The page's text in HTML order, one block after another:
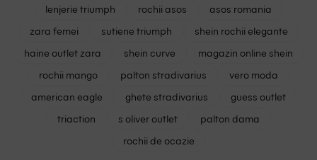
lenjerie triumph
rochii asos
asos romania
zara femei
sutiene triumph
shein rochii elegante
haine outlet zara
shein curve
magazin online shein
rochii mango
palton stradivarius
vero moda
american eagle
ghete stradivarius
guess outlet
triaction
s oliver outlet
palton dama
rochii de ocazie